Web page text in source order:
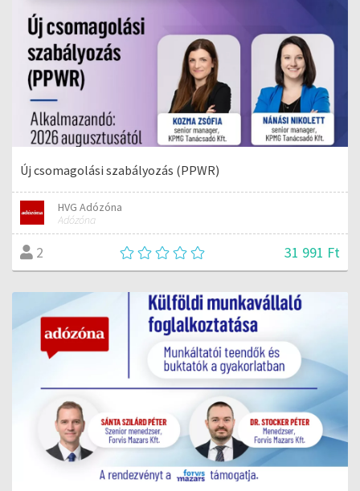
Új csomagolási szabályozás (PPWR)
HVG Adózóna
Adózóna
2 31 991 Ft